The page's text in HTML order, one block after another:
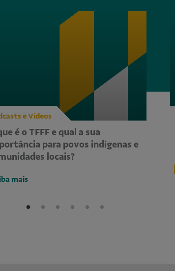
e Vídeos
é o TFFF e qual a sua
para povos indígenas e
locais?
mais